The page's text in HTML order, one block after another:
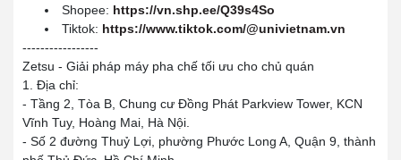
Shopee: https://vn.shp.ee/Q39s4So
Tiktok: https://www.tiktok.com/@univietnam.vn
-----------------
Zetsu - Giải pháp máy pha chế tối ưu cho chủ quán
1. Địa chỉ:
- Tầng 2, Tòa B, Chung cư Đồng Phát Parkview Tower, KCN
Vĩnh Tuy, Hoàng Mai, Hà Nội.
- Số 2 đường Thuỷ Lợi, phường Phước Long A, Quận 9, thành